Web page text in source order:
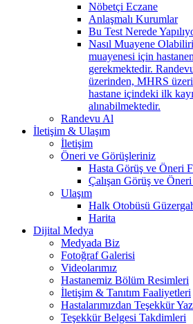
Nöbetçi Eczane
Anlaşmalı Kurumlar
Bu Test Nerede
Nasıl Muayene
muayenesi için
gerekmektedir.
üzerinden, MHRS
hastane içindeki ilk
alınabilmektedir.
Randevu Al
İletişim & Ulaşım
İletişim
Öneri ve Görüşleriniz
Hasta Görüş ve Öneri
Çalışan Görüş ve
Ulaşım
Halk Otobüsü
Harita
Dijital Medya
Medyada Biz
Fotoğraf Galerisi
Videolarımız
Hastanemiz Bölüm Resimleri
İletişim & Tanıtım Faaliyetleri
Hastalarımızdan Teşekkür
Teşekkür Belgesi Takdimleri